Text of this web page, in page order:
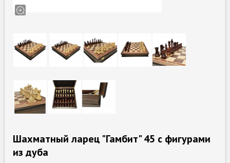
Шахматный ларец "Гамбит" 45 с фигурами
из дуба